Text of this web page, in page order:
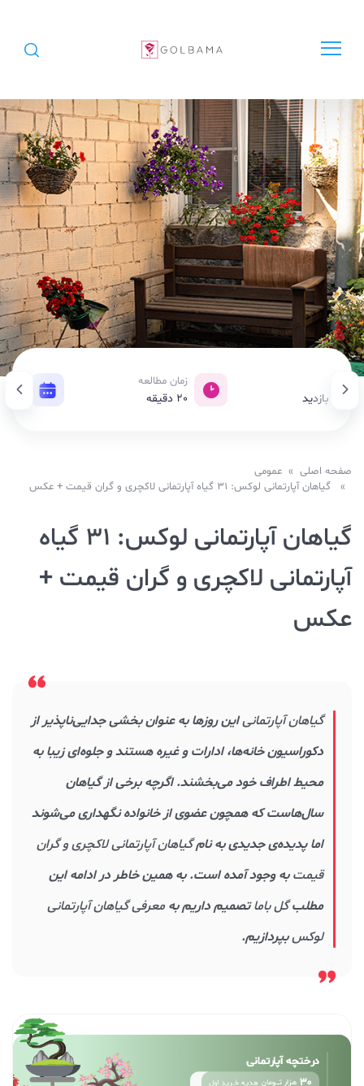
بازدید
زمان مطالعه
20 دقیقه 05 آگوست 2021
صفحه اصلی » عمومی
» گیاهان آپارتمانی لوکس: ۳۱ گیاه آپارتمانی لاکچری و گران قیمت + عکس
گیاهان آپارتمانی لوکس: ۳۱ گیاه
آپارتمانی لاکچری و گران قیمت +
عکس
گیاهان آپارتمانیاین روزها به عنوان بخشی جدایی‌ناپذیر از
دکوراسیون خانه‌ها، ادارات و غیره هستند و جلوه‌ای زیبا به
محیط اطراف خود می‌بخشند. اگرچه برخی از گیاهان
سال‌هاست که همچون عضوی از خانواده نگهداری می‌شوند
اما پدیده‌ی جدیدی به نامگیاهان آپارتمانی لاکچری و گران
قیمتبه وجود آمده است. به همین خاطر در ادامه این
مطلبگلباماتصمیم داریم به معرفی گیاهان آپارتمانی
لوکسبپردازیم.